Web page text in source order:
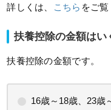
詳しくは、 こちら をご覧
扶養控除の金額はい
扶養控除の金額です。
16歳～18歳、23